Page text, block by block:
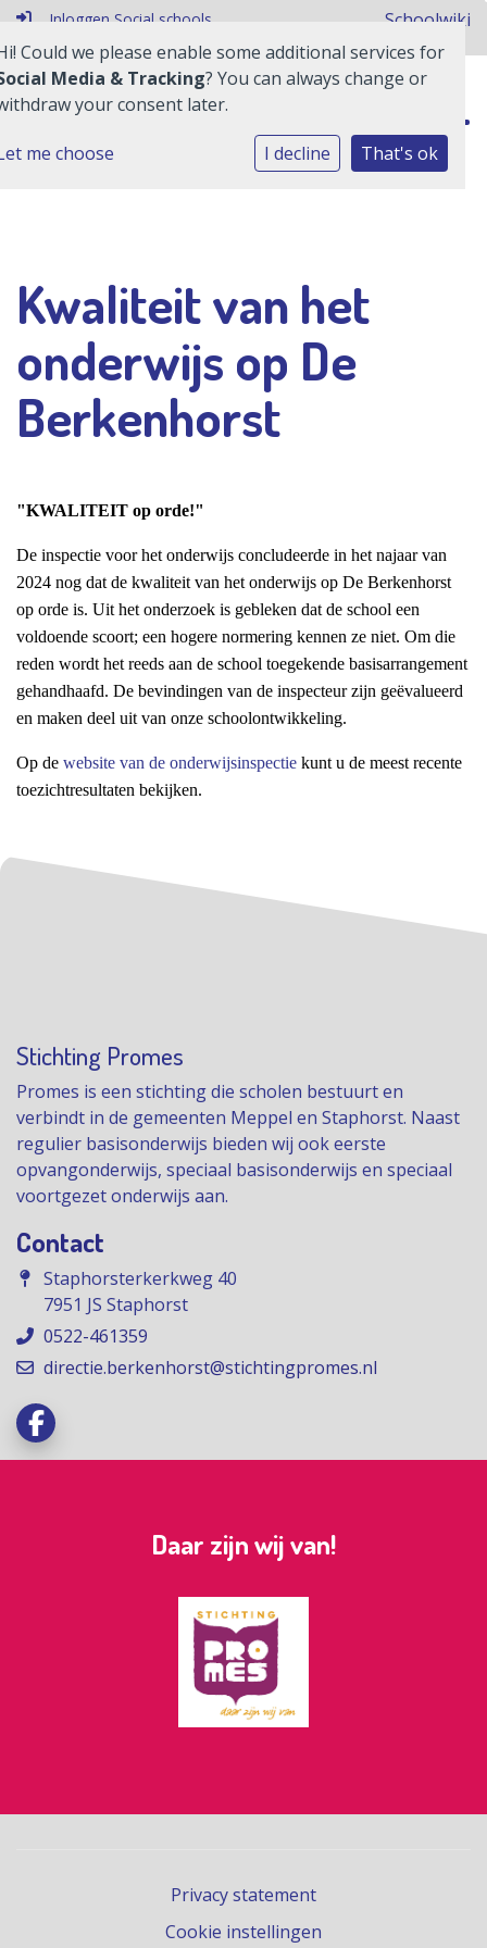
Inloggen Social schools Schoolwiki
Home
Ouderinformatie
Contact
Kwaliteit van het
onderwijs op De
Berkenhorst
"KWALITEIT op orde!"
De inspectie voor het onderwijs concludeerde in het najaar van
2024 nog dat de kwaliteit van het onderwijs op De Berkenhorst
op orde is. Uit het onderzoek is gebleken dat de school een
voldoende scoort; een hogere normering kennen ze niet. Om die
reden wordt het reeds aan de school toegekende basisarrangement
gehandhaafd. De bevindingen van de inspecteur zijn geëvalueerd
en maken deel uit van onze schoolontwikkeling.
Op de website van de onderwijsinspectie kunt u de meest recente
toezichtresultaten bekijken.
Stichting Promes
Promes is een stichting die scholen bestuurt en
verbindt in de gemeenten Meppel en Staphorst. Naast
regulier basisonderwijs bieden wij ook eerste
opvangonderwijs, speciaal basisonderwijs en speciaal
voortgezet onderwijs aan.
Contact
Staphorsterkerkweg 40
7951 JS Staphorst
0522-461359
directie.berkenhorst@stichtingpromes.nl
Daar zijn wij van!
Privacy statement
Cookie instellingen
Could we please enable some additional services for
Media & Tracking? You can always change or
your consent later.
me choose I decline That's ok